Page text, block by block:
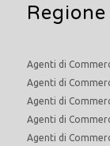
Regione
Agenti di
Agenti di
Agenti di
Agenti di
Agenti di